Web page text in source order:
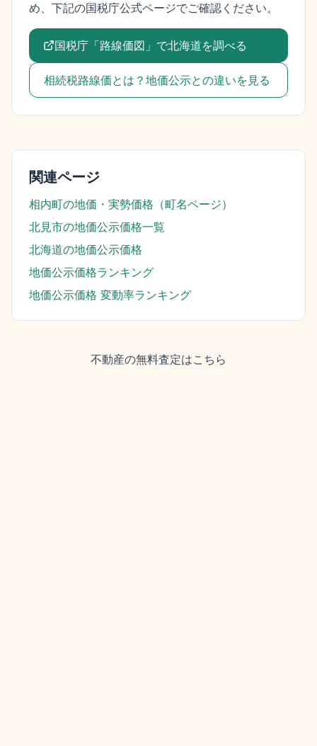
め、下記の国税庁公式ページでご確認ください。
国税庁「路線価図」で北海道を調べる
相続税路線価とは？地価公示との違いを見る
関連ページ
相内町の地価・実勢価格（町名ページ）
北見市の地価公示価格一覧
北海道の地価公示価格
地価公示価格ランキング
地価公示価格 変動率ランキング
不動産の無料査定はこちら